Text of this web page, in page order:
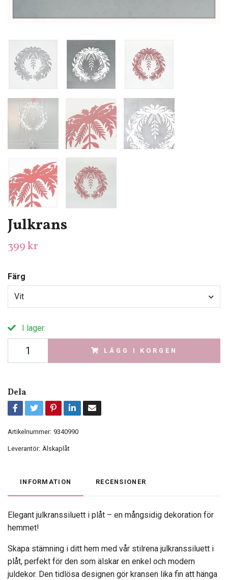
Julkrans
399 kr
Färg
Vit
I lager.
LÄGG I KORGEN
Dela
Artikelnummer: 9340990
Leverantör: Älskaplåt
INFORMATION RECENSIONER
Elegant julkranssiluett i plåt – en mångsidig dekoration för
hemmet!
Skapa stämning i ditt hem med vår stilrena julkranssiluett i
plåt, perfekt för den som älskar en enkel och modern
juldekor. Den tidlösa designen gör kransen lika fin att hänga